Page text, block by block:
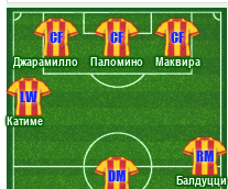
Катиме
Балдуцци
Джарамилло Паломино Маквира
LW
DM
RM
CF CF CF